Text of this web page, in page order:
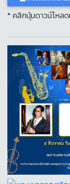
* คลิกปุ่มดาวน์โหล